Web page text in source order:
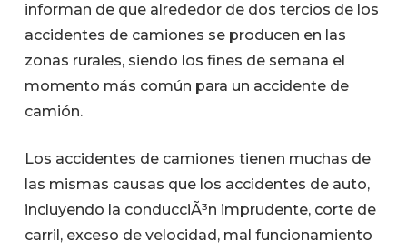
informan de que alrededor de dos tercios de los
accidentes de camiones se producen en las
zonas rurales, siendo los fines de semana el
momento más común para un accidente de
camión.
Los accidentes de camiones tienen muchas de
las mismas causas que los accidentes de auto,
incluyendo la conducciÃ³n imprudente, corte de
carril, exceso de velocidad, mal funcionamiento